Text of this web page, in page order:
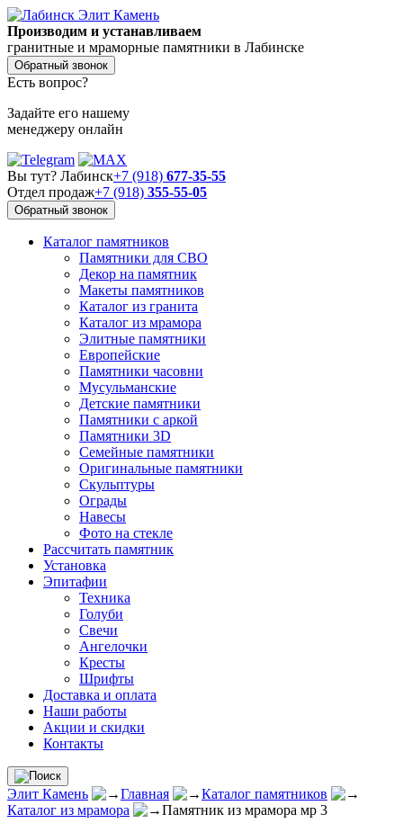
Производим и устанавливаем
гранитные и мраморные памятники в Лабинске
Обратный звонок
Есть вопрос?
Задайте его нашему
менеджеру онлайн
Вы тут? Лабинск+7 (918) 677-35-55
Отдел продаж+7 (918) 355-55-05
Обратный звонок
Каталог памятников
Памятники для СВО
Декор на памятник
Макеты памятников
Каталог из гранита
Каталог из мрамора
Элитные памятники
Европейские
Памятники часовни
Мусульманские
Детские памятники
Памятники с аркой
Памятники 3D
Семейные памятники
Оригинальные памятники
Скульптуры
Ограды
Навесы
Фото на стекле
Рассчитать памятник
Установка
Эпитафии
Техника
Голуби
Свечи
Ангелочки
Кресты
Шрифты
Доставка и оплата
Наши работы
Акции и скидки
Контакты
Элит Камень Главная
Каталог памятников
Каталог из мрамора
Памятник из мрамора мр 3